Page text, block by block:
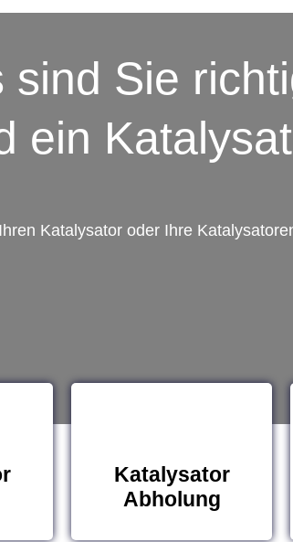
sind Sie
ein
Katalysator oder Ihre
Katalysator
Abholung